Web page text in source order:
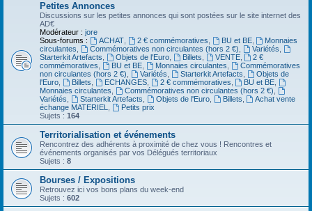
Petites Annonces
Discussions sur les petites annonces qui sont postées sur le site internet des
AD€
Modérateur : jore
Sous-forums :
ACHAT, 2 € commémoratives BU et BE,
Monnaies
circulantes
Commémoratives non circulantes (hors 2 €) Variétés
Starterkit Artefacts
Objets de l'Euro, Billets VENTE,
2 €
commémoratives
BU et BE, Monnaies circulantes
Commémoratives
non circulantes (hors 2 €)
Variétés Starterkit Artefacts
Objets de
l'Euro
Billets ECHANGES, 2 € commémoratives BU et BE
Monnaies circulantes
Commémoratives non circulantes (hors 2 €)
Variétés
Starterkit Artefacts Objets de l'Euro, Billets
Achat vente
échange MATERIEL
Petits prix
Sujets : 164
Territorialisation et événements
Rencontrez des adhérents à proximité de chez vous ! Rencontres et
événements organisés par vos Délégués territoriaux
Sujets : 8
Bourses / Expositions
Retrouvez ici vos bons plans du week-end
Sujets : 602